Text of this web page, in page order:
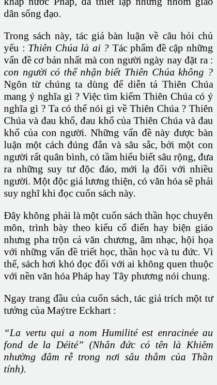
dân sống đạo.
Trong sách này, tác giả bàn luận về câu hỏi chủ
yếu : Thiên Chúa là ai ? Tác phẩm đề cập những
vấn đề cơ bản nhất mà con người ngày nay đặt ra :
con người có thể nhận biết Thiên Chúa không ?
Ngôn từ chúng ta dùng để diễn tả Thiên Chúa
mang ý nghĩa gì ? Việc tìm kiếm Thiên Chúa có ý
nghĩa gì ? Ta có thể nói gì về Thiên Chúa ? Thiên
Chúa và đau khổ, đau khổ của Thiên Chúa và đau
khổ của con người. Những vấn đề này được bàn
luận một cách đúng đắn và sâu sắc, bởi một con
người rất quân bình, có tầm hiểu biết sâu rộng, đưa
ra những suy tư độc đáo, mới lạ đối với nhiều
người. Một độc giả lương thiện, có văn hóa sẽ phải
suy nghĩ khi đọc cuốn sách này.
Đây không phải là một cuốn sách thần học chuyên
môn, trình bày theo kiểu cổ điển hay biện giáo
nhưng pha trộn cả văn chương, âm nhạc, hội họa
với những vấn đề triết học, thần học và tu đức. Vì
thế, sách hơi khó đọc đối với ai không quen thuộc
với nền văn hóa Pháp hay Tây phương nói chung.
Ngay trang đầu của cuốn sách, tác giả trích một tư
tưởng của Maýtre Eckhart :
“La vertu qui a nom Humilité est enracinée au
fond de la Déité” (Nhân đức có tên là Khiêm
nhường đâm rễ trong nơi sâu thẳm của Thần
tính).